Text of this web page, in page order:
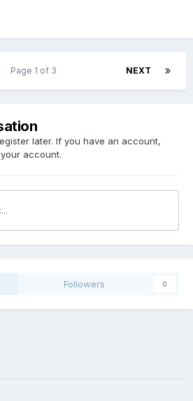
NEXT
Page 1 of 3
later. If you have an account,
account.
Followers 0